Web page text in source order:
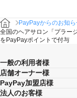
PayPayからのお知
全国のヘアサロン「プラー
をPayPayポイントで付与
一般の利用者様
店舗オーナー様
PayPay加盟店様
法人のお客様